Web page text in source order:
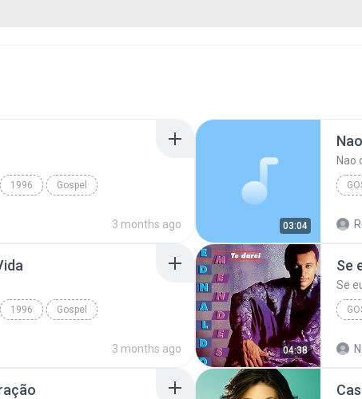
1996 Gospel
3 months ago 03:04
Nao
1996 Gospel
3 months ago 04:38
Se
Se